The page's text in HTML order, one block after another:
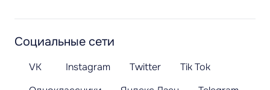
Социальные сети
VK Instagram Twitter
Tik Tok